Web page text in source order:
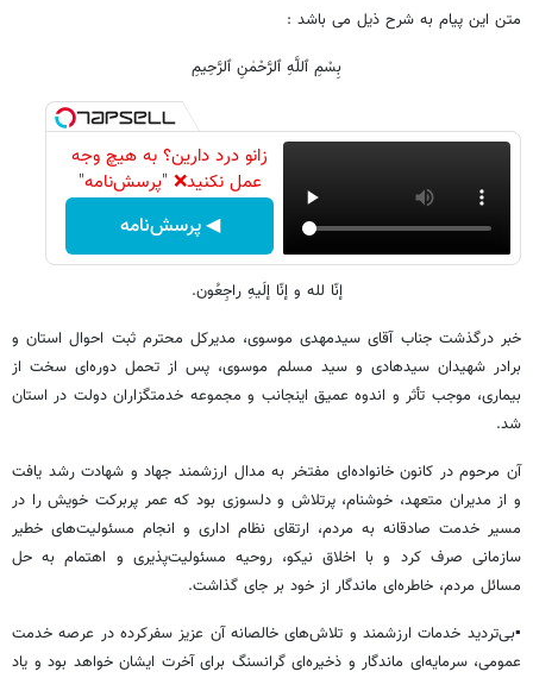
متن این پیام به شرح ذیل می باشد :
بِسْمِ ٱللَّهِ ٱلرَّحْمٰنِ ٱلرَّحِیمِ
زانو درد دارین؟ به هیچ وجه
عمل نکنید❌ "پرسش‌نامه"
◀ پرسش‌نامه
إنّا لله و إنّا إلَیهِ راجِعُون.
خبر درگذشت جناب آقای سیدمهدی موسوی، مدیرکل محترم ثبت احوال استان و
برادر شهیدان سیدهادی و سید مسلم موسوی، پس از تحمل دوره‌ای سخت از
بیماری، موجب تأثر و اندوه عمیق اینجانب و مجموعه خدمتگزاران دولت در استان
شد.
آن مرحوم در کانون خانواده‌ای مفتخر به مدال ارزشمند جهاد و شهادت رشد یافت
و از مدیران متعهد، خوشنام، پرتلاش و دلسوزی بود که عمر پربرکت خویش را در
مسیر خدمت صادقانه به مردم، ارتقای نظام اداری و انجام مسئولیت‌های خطیر
سازمانی صرف کرد و با اخلاق نیکو، روحیه مسئولیت‌پذیری و اهتمام به حل
مسائل مردم، خاطره‌ای ماندگار از خود بر جای گذاشت.
▪️بی‌تردید خدمات ارزشمند و تلاش‌های خالصانه آن عزیز سفرکرده در عرصه خدمت
عمومی، سرمایه‌ای ماندگار و ذخیره‌ای گرانسنگ برای آخرت ایشان خواهد بود و یاد